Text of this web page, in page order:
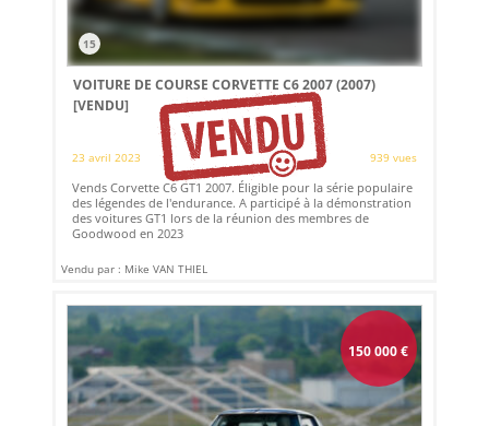
15
VOITURE DE COURSE CORVETTE C6 2007 (2007)
[VENDU]
23 avril 2023 939 vues
Vends Corvette C6 GT1 2007. Éligible pour la série populaire
des légendes de l'endurance. A participé à la démonstration
des voitures GT1 lors de la réunion des membres de
Goodwood en 2023
Vendu par : Mike VAN THIEL
150 000€